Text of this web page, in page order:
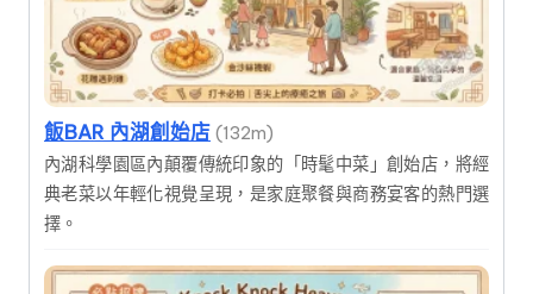
飯BAR 內湖創始店 (132m)
內湖科學園區內顛覆傳統印象的「時髦中菜」創始店，將經
典老菜以年輕化視覺呈現，是家庭聚餐與商務宴客的熱門選
擇。